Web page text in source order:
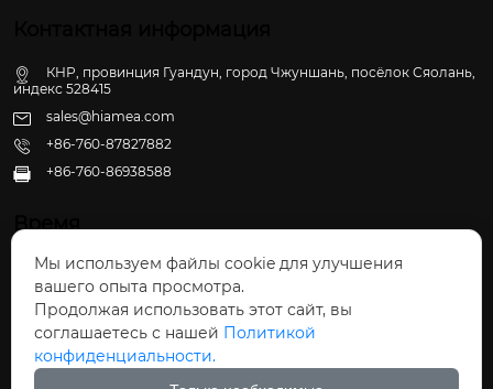
КНР, провинция Гуандун, город Чжуншань, посёлок Сяолань,
индекс 528415
sales@hiamea.com
+86-760-87827882
 +86-760-86938588
Время
Пн - Пт: 09:30 - 22:00
Сб - Вс: 10:00 - 22:30
Мы используем файлы cookie для улучшения
вашего опыта просмотра.
Продолжая использовать этот сайт, вы
соглашаетесь с нашей Политикой
конфиденциальности.